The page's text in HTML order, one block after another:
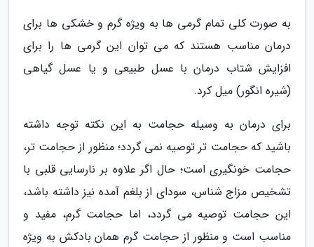
به صورت کلی تمام گرمی ها به ویژه گرم و خشکی ها برای
درمان مناسب هستند که می توان این گرمی ها را برای
افزایش شتاب درمان با عسل طبیعی و یا عسل گیاهی
(شیره انگور) میل کرد.
برای درمان به وسیله حجامت به این نکته توجه داشته
باشید که حجامت تر توصیه نمی گردد؛ منظور از حجامت تر،
حجامت خونگیری است؛ حال اگر علاوه بر نارسایی قلبی با
تشخیص مزاج شناس، سودای از بلغم آمده نیز داشته باشد،
این حجامت توصیه می گردد، اما حجامت گرم، مفید و
مناسب است و منظور از حجامت گرم همان بادکش به ویژه